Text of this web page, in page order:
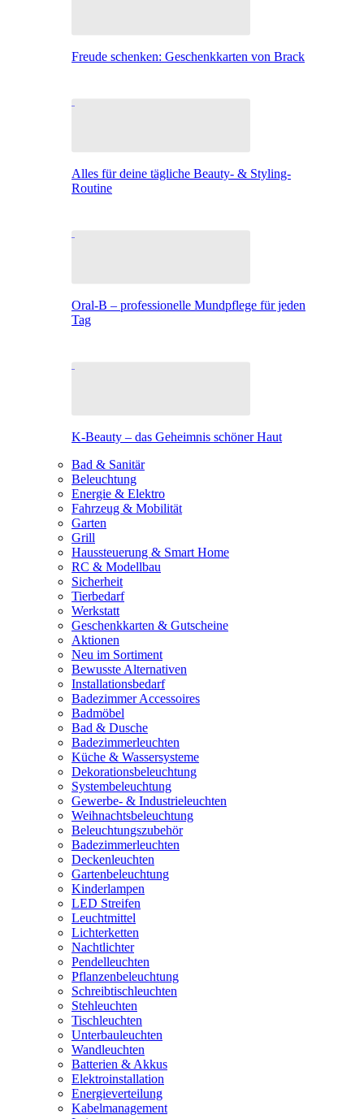
Freude schenken: Geschenkkarten von Brack
Alles für deine tägliche Beauty- & Styling-
Routine
Oral-B – professionelle Mundpflege für jeden
Tag
K-Beauty – das Geheimnis schöner Haut
Bad & Sanitär
Beleuchtung
Energie & Elektro
Fahrzeug & Mobilität
Garten
Grill
Haussteuerung & Smart Home
RC & Modellbau
Sicherheit
Tierbedarf
Werkstatt
Geschenkkarten & Gutscheine
Aktionen
Neu im Sortiment
Bewusste Alternativen
Installationsbedarf
Badezimmer Accessoires
Badmöbel
Bad & Dusche
Badezimmerleuchten
Küche & Wassersysteme
Dekorationsbeleuchtung
Systembeleuchtung
Gewerbe- & Industrieleuchten
Weihnachtsbeleuchtung
Beleuchtungszubehör
Badezimmerleuchten
Deckenleuchten
Gartenbeleuchtung
Kinderlampen
LED Streifen
Leuchtmittel
Lichterketten
Nachtlichter
Pendelleuchten
Pflanzenbeleuchtung
Schreibtischleuchten
Stehleuchten
Tischleuchten
Unterbauleuchten
Wandleuchten
Batterien & Akkus
Elektroinstallation
Energieverteilung
Kabelmanagement